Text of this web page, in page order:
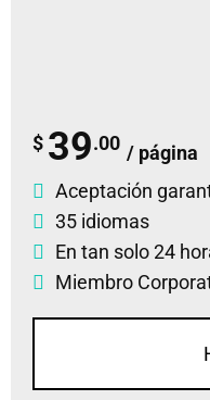
$ 39.00 / página
Aceptación
35 idiomas
En tan solo 24
Miembro